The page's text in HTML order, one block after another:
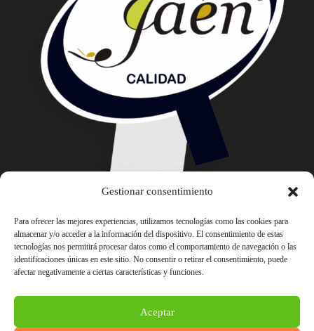
Gestionar consentimiento
Para ofrecer las mejores experiencias, utilizamos tecnologías como las cookies para
almacenar y/o acceder a la información del dispositivo. El consentimiento de estas
tecnologías nos permitirá procesar datos como el comportamiento de navegación o las
identificaciones únicas en este sitio. No consentir o retirar el consentimiento, puede
afectar negativamente a ciertas características y funciones.
Aceptar